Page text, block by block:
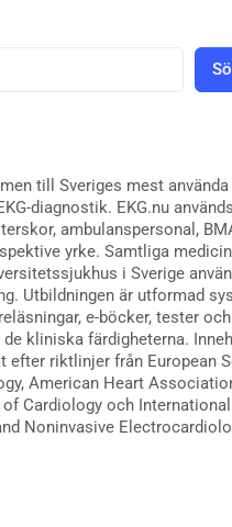
till Sveriges mest
diagnostik. EKG.nu
ambulanspersonal,
yrke. Samtliga
i Sverige
Utbildningen är utformad
e-böcker, tester
de kliniska färdigheterna.
efter riktlinjer från European
American Heart
of Cardiology och
Noninvasive